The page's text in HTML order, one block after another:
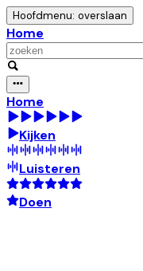
Hoofdmenu: overslaan
Home
Home
Kijken
Luisteren
Doen